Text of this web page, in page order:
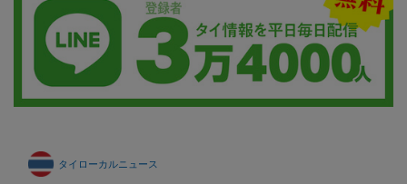
タイローカルニュース